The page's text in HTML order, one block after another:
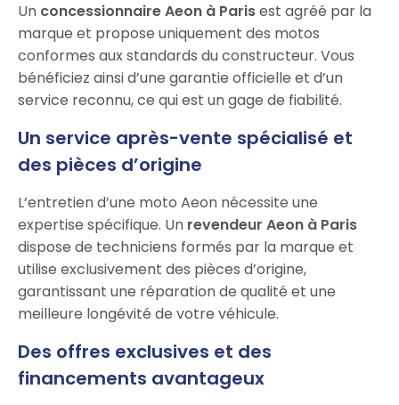
Un concessionnaire Aeon à Parisest agréé par la
marque et propose uniquement des motos
conformes aux standards du constructeur. Vous
bénéficiez ainsi d’une garantie officielle et d’un
service reconnu, ce qui est un gage de fiabilité.
Un service après-vente spécialisé et
des pièces d’origine
L’entretien d’une moto Aeon nécessite une
expertise spécifique. Un revendeur Aeon à Paris
dispose de techniciens formés par la marque et
utilise exclusivement des pièces d’origine,
garantissant une réparation de qualité et une
meilleure longévité de votre véhicule.
Des offres exclusives et des
financements avantageux